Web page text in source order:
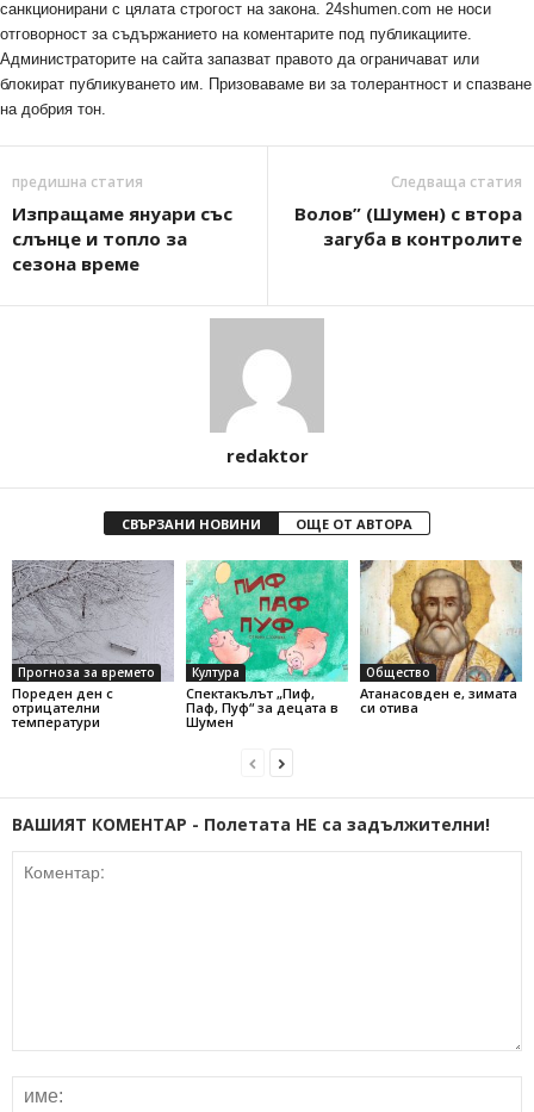
санкционирани с цялата строгост на закона. 24shumen.com не носи
отговорност за съдържанието на коментарите под публикациите.
Администраторите на сайта запазват правото да ограничават или
блокират публикуването им. Призоваваме ви за толерантност и спазване
на добрия тон.
предишна статия
Изпращаме януари със
слънце и топло за
сезона време
Следваща статия
Волов” (Шумен) с втора
загуба в контролите
redaktor
СВЪРЗАНИ НОВИНИ ОЩЕ ОТ АВТОРА
Прогноза за времето
Пореден ден с
отрицателни
температури
Култура
Спектакълът „Пиф,
Паф, Пуф“ за децата в
Шумен
Общество
Атанасовден е, зимата
си отива
ВАШИЯТ КОМЕНТАР - Полетата НЕ са задължителни!